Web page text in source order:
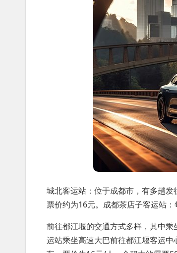
城北客运站：位于成都市，有多趟
票价约为16元。成都茶店子客运站
前往都江堰的交通方式多样，其中
运站乘坐高速大巴前往都江堰客运